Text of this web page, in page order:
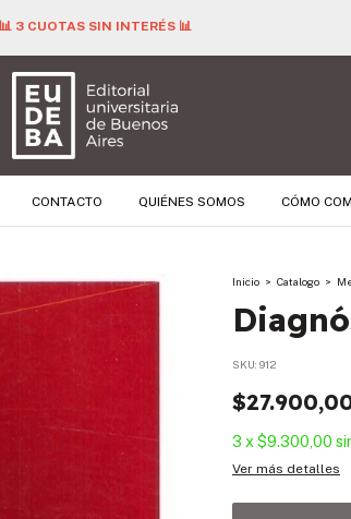
📊 3 CUOTAS SIN INTERÉS 📊
CONTACTO QUIÉNES SOMOS CÓMO
Inicio > Catalogo >
SKU: 912
3 x $9.300,00
Ver más detalles